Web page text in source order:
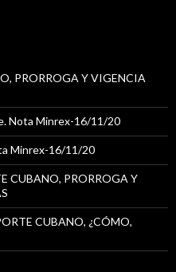
PRORROGA Y VIGENCIA
Nota Minrex-16/11/20
Minrex-16/11/20
CUBANO, PRORROGA Y
CUBANO, ¿CÓMO,